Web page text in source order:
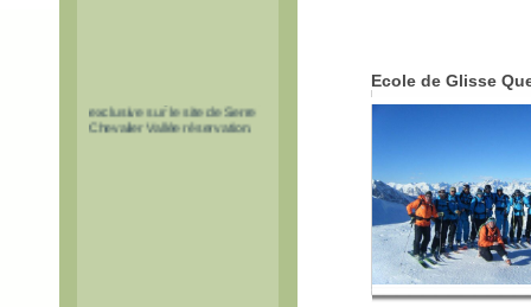
exclusive sur le site de Serre
Chevalier Vallée réservation.
Ecole de Glisse